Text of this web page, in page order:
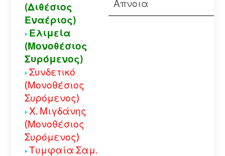
(Διθέσιος
Εναέριος)
Ελιμεία
(Μονοθέσιος
Συρόμενος)
Συνδετικό
(Μονοθέσιος
Συρόμενος)
Χ. Μιγδάνης
(Μονοθέσιος
Συρόμενος)
Τυμφαία Σαμ.
Απνοια